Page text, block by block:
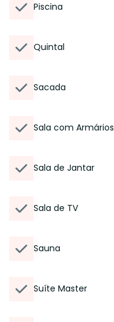
Piscina
Quintal
Sacada
Sala com Armários
Sala de Jantar
Sala de TV
Sauna
Suíte Master